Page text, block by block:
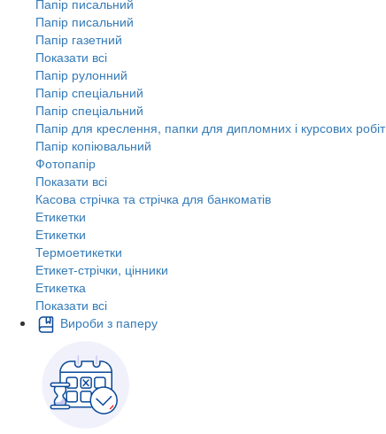
Папір писальний
Папір газетний
Показати всі
Папір рулонний
Папір спеціальний
Папір спеціальний
Папір для креслення, папки для дипломних і курсових робіт
Папір копіювальний
Фотопапір
Показати всі
Касова стрічка та стрічка для банкоматів
Етикетки
Етикетки
Термоетикетки
Етикет-стрічки, цінники
Етикетка
Показати всі
Вироби з паперу